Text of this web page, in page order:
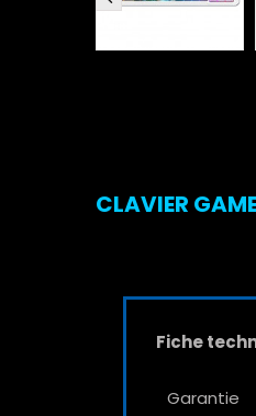
CLAVIER
Fiche
Garantie